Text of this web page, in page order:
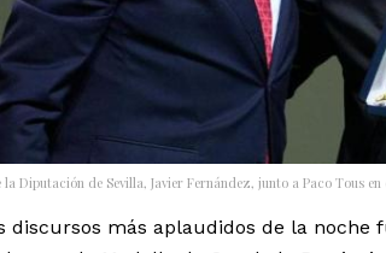
la Diputación de Sevilla, Javier Fernández, junto a Paco Tous
discursos más aplaudidos de la noche